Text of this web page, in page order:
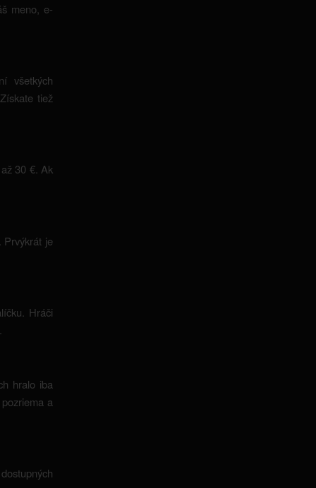
meno, e-
všetkých
tiež
30 €. Ak
Prvýkrát je
Hráči
hralo iba
a